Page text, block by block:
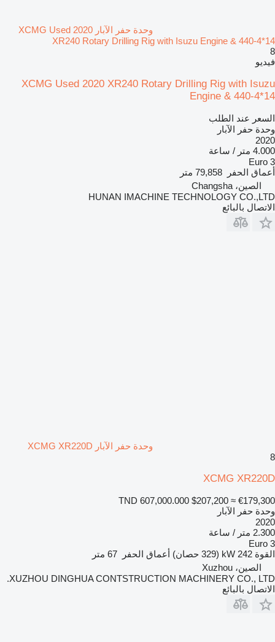
وحدة حفر الآبار XCMG Used 2020
XR240 Rotary Drilling Rig with Isuzu Engine & 440-4*14
8
فيديو
XCMG Used 2020 XR240 Rotary Drilling Rig with Isuzu
Engine & 440-4*14
السعر عند الطلب
وحدة حفر الآبار
2020
4.000 متر / ساعة
Euro 3
أعماق الحفر
79,858 متر
الصين، Changsha
HUNAN IMACHINE TECHNOLOGY CO.,LTD
الاتصال بالبائع
وحدة حفر الآبار XCMG XR220D
8
XCMG XR220D
TND 607,000.000 $207,200 ≈ €179,300
وحدة حفر الآبار
2020
2.300 متر / ساعة
Euro 3
القوة 242 kW (329 حصان) أعماق الحفر
67 متر
الصين، Xuzhou
XUZHOU DINGHUA CONTSTRUCTION MACHINERY CO., LTD.
الاتصال بالبائع